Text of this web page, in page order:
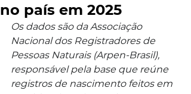
no país em 2025
Os dados são da Associação
Nacional dos Registradores de
Pessoas Naturais (Arpen-Brasil),
responsável pela base que reúne
registros de nascimento feitos em